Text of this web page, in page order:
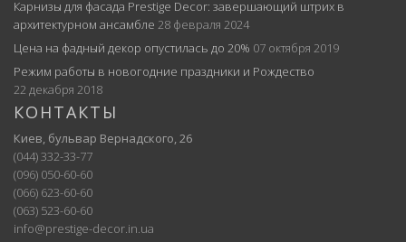
Карнизы для фасада Prestige Decor: завершающий штрих в
архитектурном ансамбле 28 февраля 2024
Цена на фадный декор опустилась до 20% 07 октября 2019
Режим работы в новогодние праздники и Рождество
22 декабря 2018
КОНТАКТЫ
Киев, бульвар Вернадского, 26
(044) 332-33-77
(096) 050-60-60
(066) 623-60-60
(063) 523-60-60
info@prestige-decor.in.ua